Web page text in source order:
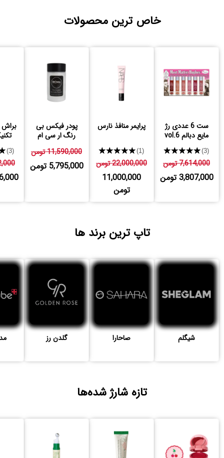
خاص ترین محصولات
ست 6 عددی رژ
مایع دبالم vol.6
★★★★★(3)
7,614,000 تومن
3,807,000 تومن
پرایمر منافذ نارس
★★★★★(1)
22,000,000 تومن
11,000,000
تومن
پودر فیکس بی
رنگ ار سی ام
11,590,000 تومن
5,795,000 تومن
براش
تکنیک
(3)
تاپ ترین برند ها
شیگلم صاحارا گلدن رز
تازه شارژ شده‌ها